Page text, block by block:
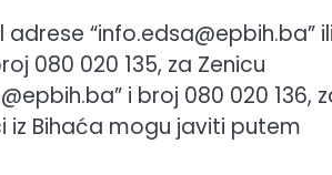
“info.edsa@epbih.ba”
080 020 135, za Zenicu
i broj 080 020 136,
iz Bihaća mogu javiti putem